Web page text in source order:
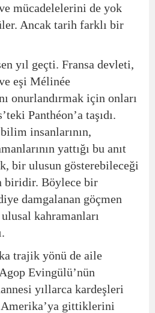
mücadelelerini de yok
Ancak tarih farklı bir
yıl geçti. Fransa devleti,
eşi Mélinée
onurlandırmak için onları
Panthéon’a taşıdı.
insanlarının,
yattığı bu anıt
bir ulusun gösterebileceği
biridir. Böylece bir
damgalanan göçmen
kahramanları
trajik yönü de aile
Agop Evingülü’nün
yıllarca kardeşleri
gittiklerini